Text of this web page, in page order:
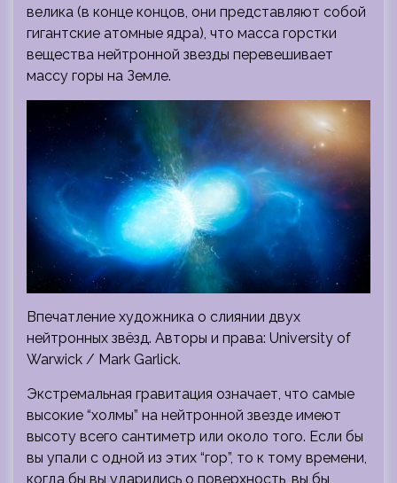
велика (в конце концов, они представляют собой
гигантские атомные ядра), что масса горстки
вещества нейтронной звезды перевешивает
массу горы на Земле.
Впечатление художника о слиянии двух
нейтронных звёзд. Авторы и права: University of
Warwick / Mark Garlick.
Экстремальная гравитация означает, что самые
высокие “холмы” на нейтронной звезде имеют
высоту всего сантиметр или около того. Если бы
вы упали с одной из этих “гор”, то к тому времени,
когда бы вы ударились о поверхность, вы бы